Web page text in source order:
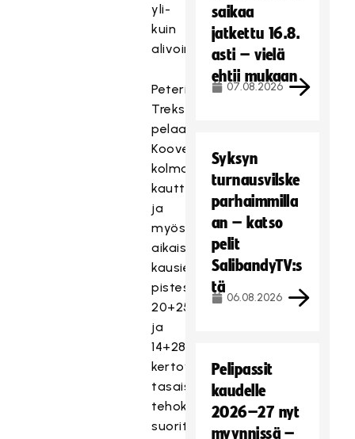
yli-
kuin
alivoimallakin.
Peteris
Trekse
pelaa
Kooveessa
kolmatta
kauttaan,
ja
myös
aikaisempien
kausien
pistesaldot
20+25=45
ja
14+28=42
kertovat
tasaisen
tehokkaasta
suorittamisesta.
saikaa
jatkettu 16.8.
asti – vielä
ehtii mukaan
07.08.2026
Syksyn
turnausvilske
parhaimmilla
an – katso
pelit
SalibandyTV:s
tä
06.08.2026
Pelipassit
kaudelle
2026–27 nyt
myynnissä –